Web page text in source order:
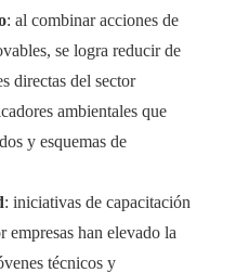
: al combinar acciones de
se logra reducir de
directas del sector
ambientales que
y esquemas de
: iniciativas de capacitación
empresas han elevado la
técnicos y